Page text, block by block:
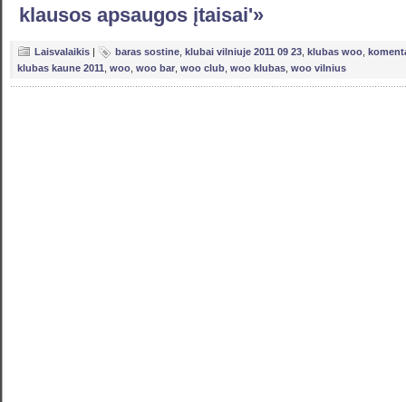
klausos apsaugos įtaisai'»
Laisvalaikis | baras sostine klubai vilniuje 2011 09 23 klubas woo
klubas kaune 2011 woo woo bar woo club woo klubas woo vilnius